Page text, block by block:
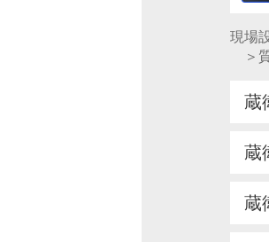
現場
＞
蔵
蔵
蔵